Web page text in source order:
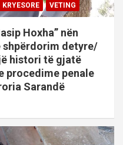
KRYESORE VETING
Hoxha” nën
shpërdorim detyre/
histori të gjatë
procedime penale
Sarandë